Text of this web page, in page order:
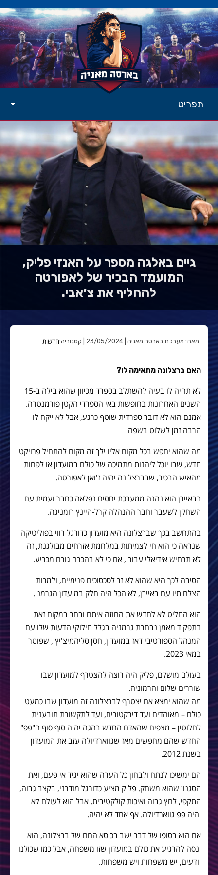
תפריט
גיים באלגה מספר על האנזי פליק,
המועמד הבכיר של לאפורטה
להחליף את צ׳אבי.
מאת: מערכת בארסה מאניה | 23/05/2024 | קטגוריה: חדשות
האם ברצלונה מתאימה לו?
לא תהיה לו בעיה להשתלב בספרד מכיוון שהוא בילה ב-15
השנים האחרונות בחופשות באי הספרדי הקטן פורמנטרה.
אמנם הוא לא דובר ספרדית שוטף כרגע, אבל לא ייקח לו
הרבה זמן לשלוט בשפה.
מה שהוא יחפש בכל מקום אליו ילך זה מקום להתחיל פרויקט
חדש, שבו יוכל ליהנות מתמיכה של כולם במועדון או לפחות
מהאיש הבכיר, שבברצלונה יהיה ז'ואן לאפורטה.
בבאיירן הוא נהנה ממערכת יחסים נפלאה כחבר ועמית עם
השחקן לשעבר וחבר ההנהלה קרל-היינץ רומניגה.
בהתחשב בכך שברצלונה היא מועדון כדורגל רווי בפוליטיקה
שנראה כי הוא חי לצמיתות במלחמת אזרחים מבולגנת, זה
לא תרחיש אידיאלי עבורו, אם כי לא בהכרח גורם מכריע.
הסיבה לכך היא שהוא לא זר לסכסוכים פנימיים, ולמרות
הצלחותיו עם באיירן, לא הכל היה חלק במועדון הגרמני.
הוא החליט לא לחדש את החוזה איתם ובחר במקום זאת
בתפקיד מאמן נבחרת גרמניה בגלל חילוקי הדעות שלו עם
המנהל הספורטיבי דאז במועדון, חסן סליהמיצ'יץ', שפוטר
במאי 2023.
בעולם מושלם, פליק היה רוצה להצטרף למועדון שבו
שוררים שלום והרמוניה.
מה שהוא ימצא אם יצטרף לברצלונה זה מועדון שבו כמעט
כולם – מאוהדים ועד דירקטורים, ועד לתקשורת תובענית
לחלוטין – מצפים שהאדם החדש בהגה יהיה סוף סוף ה"פפ"
החדש שהם מחפשים מאז שגווארדיולה עזב את המועדון
בשנת 2012.
הם ימשיכו לנתח ולבחון כל הערה שהוא יגיד אי פעם, ואת
הסגנון שהוא משחק. פליק מציע כדורגל מודרני, בקצב גבוה,
התקפי, לחץ גבוה ואיכות קולקטיבית. אבל הוא לעולם לא
יהיה פפ גווארדיולה. אף אחד לא יהיה.
אם הוא בסופו של דבר ישב בכיסא החם של ברצלונה, הוא
ינסה להרגיע את כולם במועדון שזו משפחה, אבל כמו שכולנו
יודעים, יש משפחות ויש משפחות.